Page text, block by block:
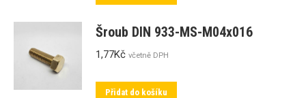
Šroub DIN 933-MS-M04x016
1,77Kč včetně DPH
Přidat do košíku